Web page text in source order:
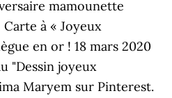
mamounette
à « Joyeux
en or ! 18 mars 2020
"Dessin joyeux
Maryem sur Pinterest.